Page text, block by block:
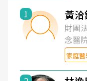
1 黃
財團
念醫
家庭